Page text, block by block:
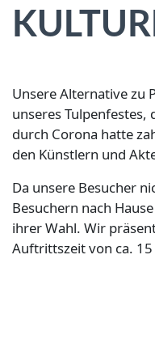
Unsere Alternative zu
unseres
durch Corona hatte
den Künstlern und
Da unsere Besucher
Besuchern nach
ihrer Wahl. Wir
Auftrittszeit von ca.